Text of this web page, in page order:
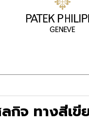
กิจ ทางสีเ